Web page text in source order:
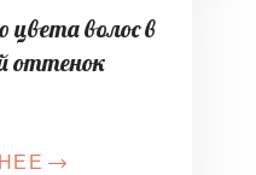
цвета волос в
оттенок